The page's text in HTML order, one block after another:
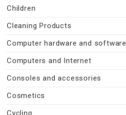
Children
Cleaning Products
Computer hardware and software
Computers and Internet
Consoles and accessories
Cosmetics
Cycling